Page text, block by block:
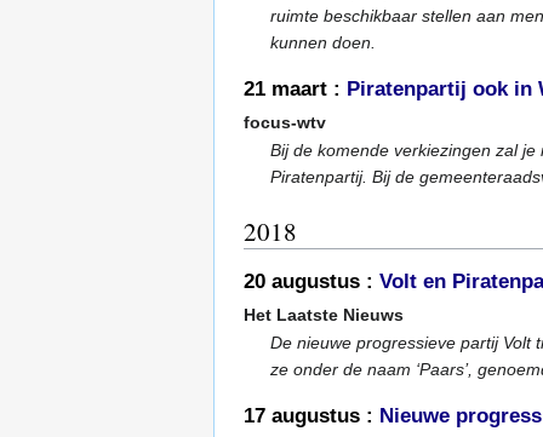
ruimte beschikbaar stellen aan
kunnen doen.
21 maart : Piratenpartij ook in
focus-wtv
Bij de komende verkiezingen zal
Piratenpartij. Bij de
2018
20 augustus : Volt en
Het Laatste Nieuws
De nieuwe progressieve partij Volt
ze onder de naam ‘Paars’,
17 augustus : Nieuwe